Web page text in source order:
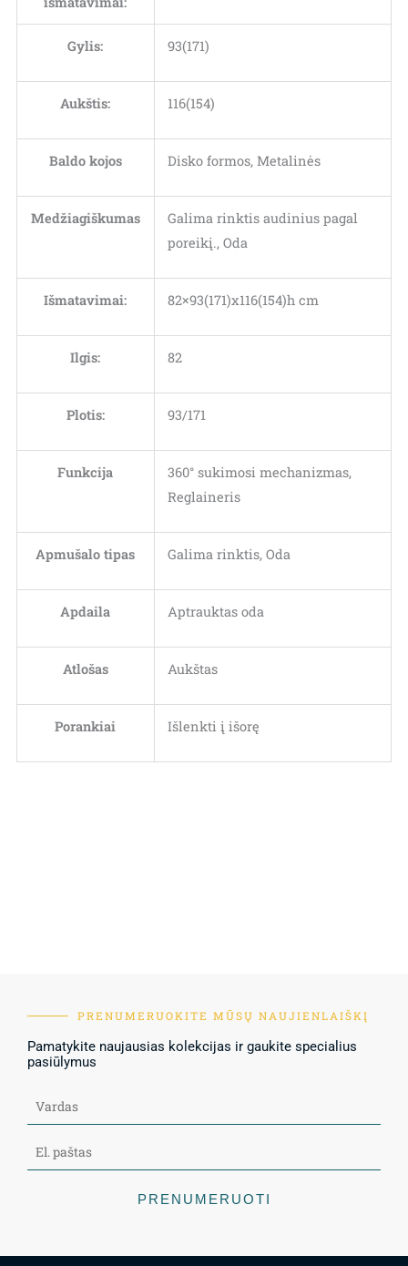
Gylis: 93(171)
Aukštis: 116(154)
Baldo kojos Disko formos, Metalinės
Medžiagiškumas
Galima rinktis audinius pagal
poreikį., Oda
Išmatavimai: 82×93(171)x116(154)h cm
Ilgis: 82
Plotis: 93/171
Funkcija
360° sukimosi mechanizmas,
Reglaineris
Apmušalo tipas Galima rinktis, Oda
Apdaila Aptrauktas oda
Atlošas Aukštas
Porankiai Išlenkti į išorę
PRENUMERUOKITE MŪSŲ NAUJIENLAIŠKĮ
Pamatykite naujausias kolekcijas ir gaukite specialius
pasiūlymus
PRENUMERUOTI